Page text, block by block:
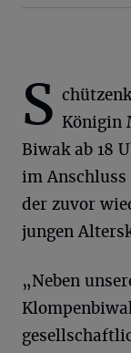
S Königin
Biwak ab 18
im Anschluss
der zuvor
jungen
„Neben